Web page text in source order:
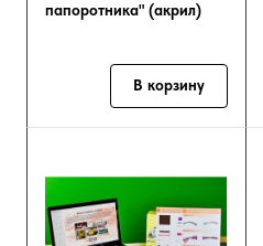
папоротника" (акрил)
В корзину